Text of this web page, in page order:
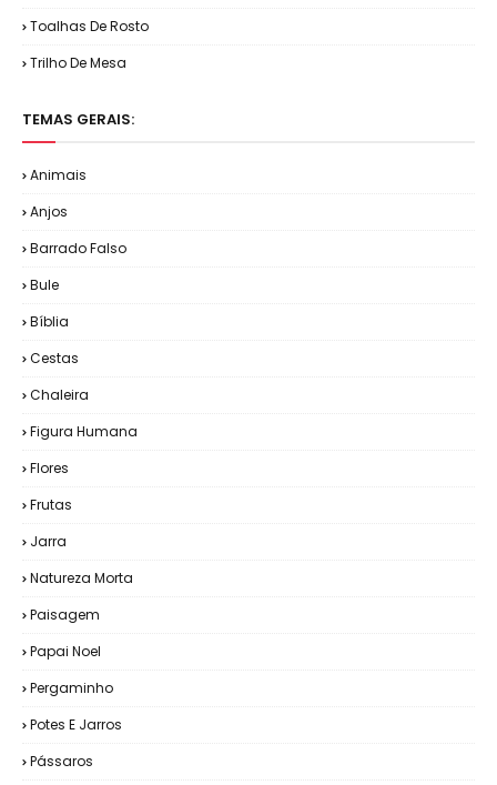
Toalhas De Rosto
Trilho De Mesa
TEMAS GERAIS:
Animais
Anjos
Barrado Falso
Bule
Bíblia
Cestas
Chaleira
Figura Humana
Flores
Frutas
Jarra
Natureza Morta
Paisagem
Papai Noel
Pergaminho
Potes E Jarros
Pássaros